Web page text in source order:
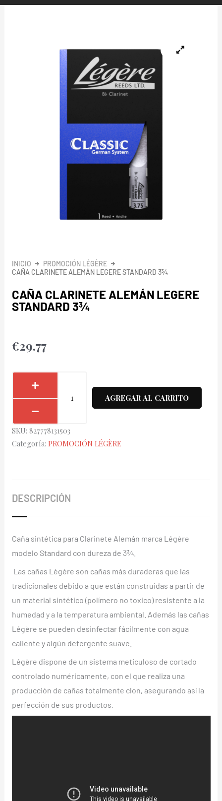
INICIO
PROMOCIÓN LÉGÈRE
CAÑA CLARINETE ALEMÁN LEGERE STANDARD 3¾
CAÑA CLARINETE ALEMÁN LEGERE
STANDARD 3¾
€29.77
Standard
3¾
AGREGAR AL CARRITO
SKU: 827778131503
Categoría: PROMOCIÓN LÉGÈRE
DESCRIPCIÓN
Caña sintética para Clarinete Alemán marca Légère
modelo Standard con dureza de 3¾.
Las cañas Légère son cañas más duraderas que las
tradicionales debido a que están construidas a partir de
un material sintético (polímero no toxico) resistente a la
humedad y a la temperatura ambiental. Además las cañas
Légère se pueden desinfectar fácilmente con agua
caliente y algún detergente suave.
Légère dispone de un sistema meticuloso de cortado
controlado numéricamente, con el que realiza una
producción de cañas totalmente clon, asegurando así la
perfección de sus productos.